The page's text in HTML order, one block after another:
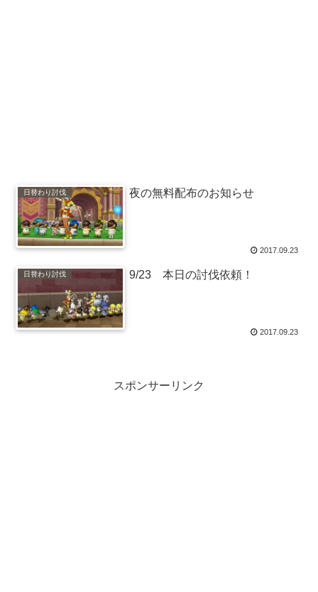
日替わり討伐 夜の無料配布のお知らせ
2017.09.23
日替わり討伐 9/23 本日の討伐依頼！
2017.09.23
スポンサーリンク